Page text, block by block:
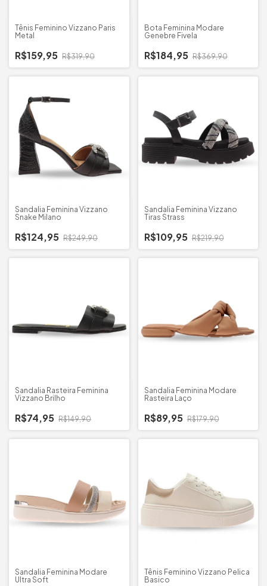
Tênis Feminino Vizzano Paris
Metal
R$159,95 R$319,90
Bota Feminina Modare
Genebre Fivela
R$184,95 R$369,90
Sandalia Feminina Vizzano
Snake Milano
R$124,95 R$249,90
Sandalia Feminina Vizzano
Tiras Strass
R$109,95 R$219,90
Sandalia Rasteira Feminina
Vizzano Brilho
R$74,95 R$149,90
Sandalia Feminina Modare
Rasteira Laço
R$89,95 R$179,90
Sandalia Feminina Modare
Ultra Soft
Tênis Feminino Vizzano Pelica
Basico